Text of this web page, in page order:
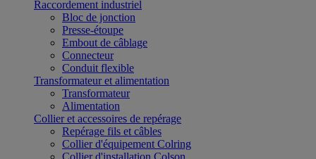
Raccordement industriel
Bloc de jonction
Presse-étoupe
Embout de câblage
Connecteur
Conduit flexible
Transformateur et alimentation
Transformateur
Alimentation
Collier et accessoires de repérage
Repérage fils et câbles
Collier d'équipement Colring
Collier d'installation Colson